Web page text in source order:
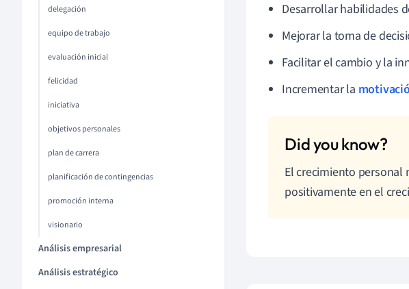
delegación
equipo de trabajo
evaluación inicial
felicidad
iniciativa
objetivos personales
plan de carrera
planificación de contingencias
promoción interna
visionario
Análisis empresarial
Análisis estratégico
Desarrollar habilidades
Mejorar la toma de
Facilitar el cambio y la
Incrementar la
El crecimiento
positivamente en el